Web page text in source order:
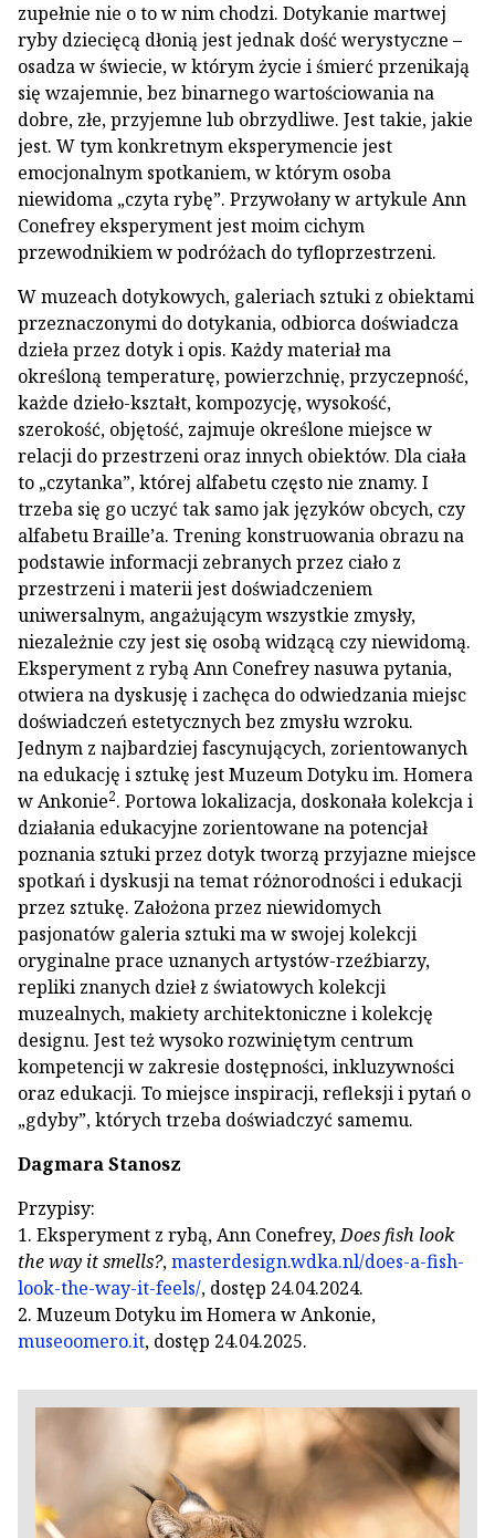
zupełnie nie o to w nim chodzi. Dotykanie martwej
ryby dziecięcą dłonią jest jednak dość werystyczne –
osadza w świecie, w którym życie i śmierć przenikają
się wzajemnie, bez binarnego wartościowania na
dobre, złe, przyjemne lub obrzydliwe. Jest takie, jakie
jest. W tym konkretnym eksperymencie jest
emocjonalnym spotkaniem, w którym osoba
niewidoma „czyta rybę”. Przywołany w artykule Ann
Conefrey eksperyment jest moim cichym
przewodnikiem w podróżach do tyfloprzestrzeni.
W muzeach dotykowych, galeriach sztuki z obiektami
przeznaczonymi do dotykania, odbiorca doświadcza
dzieła przez dotyk i opis. Każdy materiał ma
określoną temperaturę, powierzchnię, przyczepność,
każde dzieło-kształt, kompozycję, wysokość,
szerokość, objętość, zajmuje określone miejsce w
relacji do przestrzeni oraz innych obiektów. Dla ciała
to „czytanka”, której alfabetu często nie znamy. I
trzeba się go uczyć tak samo jak języków obcych, czy
alfabetu Braille’a. Trening konstruowania obrazu na
podstawie informacji zebranych przez ciało z
przestrzeni i materii jest doświadczeniem
uniwersalnym, angażującym wszystkie zmysły,
niezależnie czy jest się osobą widzącą czy niewidomą.
Eksperyment z rybą Ann Conefrey nasuwa pytania,
otwiera na dyskusję i zachęca do odwiedzania miejsc
doświadczeń estetycznych bez zmysłu wzroku.
Jednym z najbardziej fascynujących, zorientowanych
na edukację i sztukę jest Muzeum Dotyku im. Homera
w Ankonie2. Portowa lokalizacja, doskonała kolekcja i
działania edukacyjne zorientowane na potencjał
poznania sztuki przez dotyk tworzą przyjazne miejsce
spotkań i dyskusji na temat różnorodności i edukacji
przez sztukę. Założona przez niewidomych
pasjonatów galeria sztuki ma w swojej kolekcji
oryginalne prace uznanych artystów-rzeźbiarzy,
repliki znanych dzieł z światowych kolekcji
muzealnych, makiety architektoniczne i kolekcję
designu. Jest też wysoko rozwiniętym centrum
kompetencji w zakresie dostępności, inkluzywności
oraz edukacji. To miejsce inspiracji, refleksji i pytań o
„gdyby”, których trzeba doświadczyć samemu.
Dagmara Stanosz
Przypisy:
1. Eksperyment z rybą, Ann Conefrey,Does fish look
the way it smells?,masterdesign.wdka.nl/does-a-fish-
look-the-way-it-feels/, dostęp 24.04.2024.
2. Muzeum Dotyku im Homera w Ankonie,
museoomero.it, dostęp 24.04.2025.